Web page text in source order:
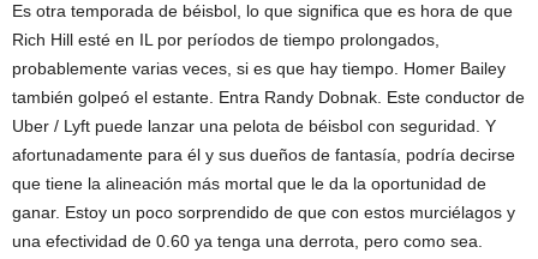
Es otra temporada de béisbol, lo que significa que es hora de que
Rich Hill esté en IL por períodos de tiempo prolongados,
probablemente varias veces, si es que hay tiempo. Homer Bailey
también golpeó el estante. Entra Randy Dobnak. Este conductor de
Uber / Lyft puede lanzar una pelota de béisbol con seguridad. Y
afortunadamente para él y sus dueños de fantasía, podría decirse
que tiene la alineación más mortal que le da la oportunidad de
ganar. Estoy un poco sorprendido de que con estos murciélagos y
una efectividad de 0.60 ya tenga una derrota, pero como sea.